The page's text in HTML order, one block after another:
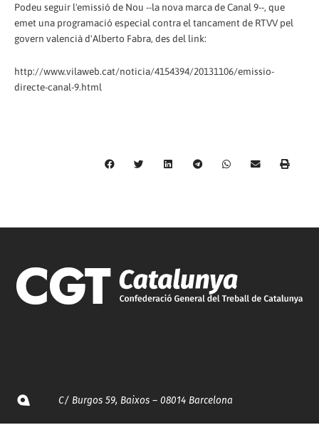
Podeu seguir l'emissió de Nou --la nova marca de Canal 9--, que
emet una programació especial contra el tancament de RTVV pel
govern valencià d'Alberto Fabra, des del link:
http://www.vilaweb.cat/noticia/4154394/20131106/emissio-
directe-canal-9.html
C/ Burgos 59, Baixos – 08014 Barcelona